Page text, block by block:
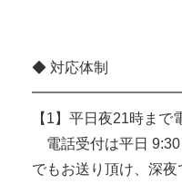
◆ 対応体制
【1】平日夜21時まで
電話受付は平日 9:30
でもお送り頂け、深夜